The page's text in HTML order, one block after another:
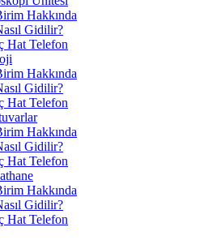
Hakkında
Gidilir?
Hat Telefon
Hakkında
Gidilir?
Hat Telefon
Hakkında
Gidilir?
Hat Telefon
Hakkında
Gidilir?
Hat Telefon